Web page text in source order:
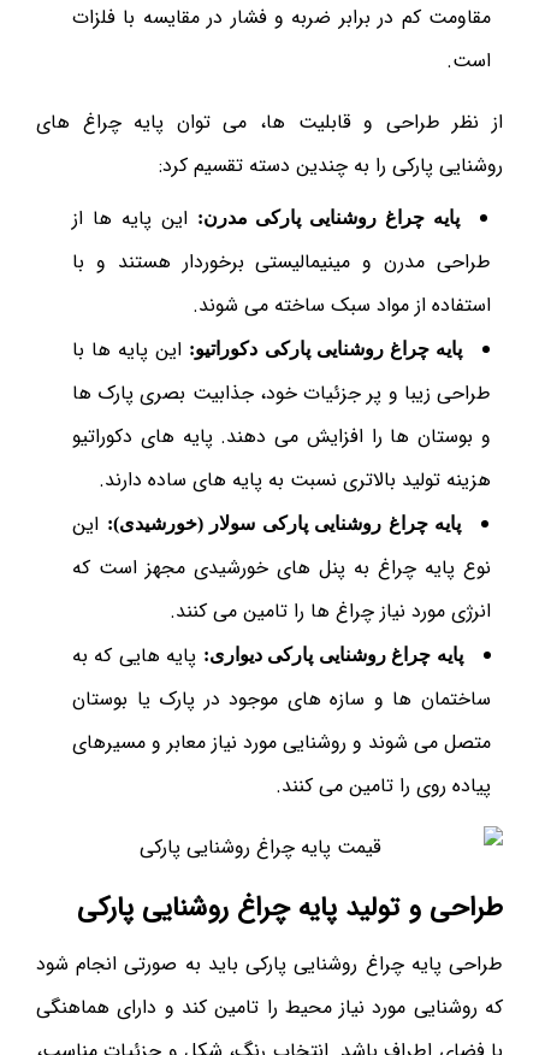
مقاومت کم در برابر ضربه و فشار در مقایسه با فلزات
است.
از نظر طراحی و قابلیت ها، می توان پایه چراغ های
روشنایی پارکی را به چندین دسته تقسیم کرد:
پایه چراغ روشنایی پارکی مدرن: این پایه ها از
طراحی مدرن و مینیمالیستی برخوردار هستند و با
استفاده از مواد سبک ساخته می شوند.
پایه چراغ روشنایی پارکی دکوراتیو: این پایه ها با
طراحی زیبا و پر جزئیات خود، جذابیت بصری پارک ها
و بوستان ها را افزایش می دهند. پایه های دکوراتیو
هزینه تولید بالاتری نسبت به پایه های ساده دارند.
پایه چراغ روشنایی پارکی سولار (خورشیدی): این
نوع پایه چراغ به پنل های خورشیدی مجهز است که
انرژی مورد نیاز چراغ ها را تامین می کنند.
پایه چراغ روشنایی پارکی دیواری: پایه هایی که به
ساختمان ها و سازه های موجود در پارک یا بوستان
متصل می شوند و روشنایی مورد نیاز معابر و مسیرهای
پیاده روی را تامین می کنند.
طراحی و تولید پایه چراغ روشنایی پارکی
طراحی پایه چراغ روشنایی پارکی باید به صورتی انجام شود
که روشنایی مورد نیاز محیط را تامین کند و دارای هماهنگی